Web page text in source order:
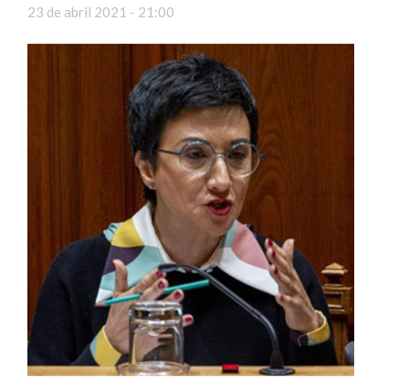
23 de abril 2021 - 21:00